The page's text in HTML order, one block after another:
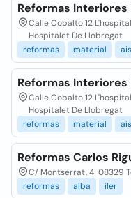
Reformas Interiores
Calle Cobalto 12
Hospitalet De Llobregat
reformas
material
Reformas Interiores
Calle Cobalto 12
Hospitalet De Llobregat
reformas
material
Reformas Carlos
C/ Montserrat, 4 08329
reformas
alba iler